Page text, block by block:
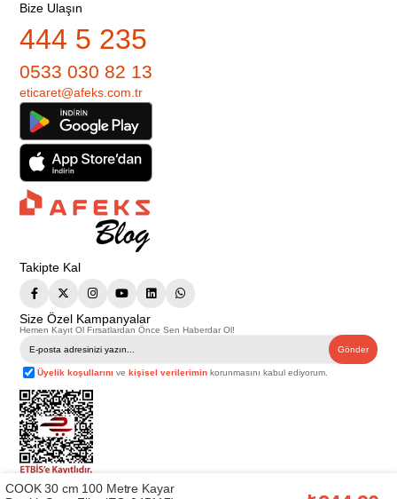
Bize Ulaşın
444 5 235
0533 030 82 13
eticaret@afeks.com.tr
Takipte Kal
Size Özel Kampanyalar
Hemen Kayıt Ol Fırsatlardan Önce Sen Haberdar Ol!
Gönder
Üyelik koşullarını vekişisel verilerimin korunmasını kabul ediyorum.
Telif Hakkı © 2026Afeks Yapı Market . Tüm hakları saklıdır.
COOK 30 cm 100 Metre Kayar